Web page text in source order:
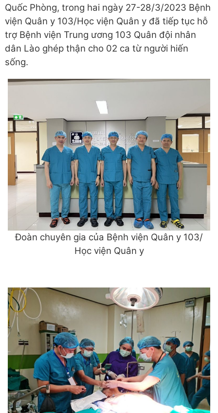
Quốc Phòng, trong hai ngày 27-28/3/2023 Bệnh
viện Quân y 103/Học viện Quân y đã tiếp tục hỗ
trợ Bệnh viện Trung ương 103 Quân đội nhân
dân Lào ghép thận cho 02 ca từ người hiến
sống.
Đoàn chuyên gia của Bệnh viện Quân y 103/
Học viện Quân y